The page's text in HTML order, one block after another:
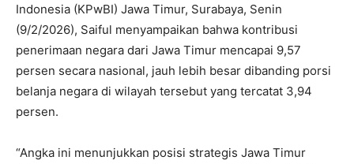
Indonesia (KPwBI) Jawa Timur, Surabaya, Senin
(9/2/2026), Saiful menyampaikan bahwa kontribusi
penerimaan negara dari Jawa Timur mencapai 9,57
persen secara nasional, jauh lebih besar dibanding porsi
belanja negara di wilayah tersebut yang tercatat 3,94
persen.
“Angka ini menunjukkan posisi strategis Jawa Timur